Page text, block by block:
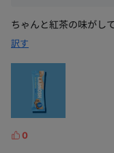
ちゃんと紅茶の味がし
訳す
L
0